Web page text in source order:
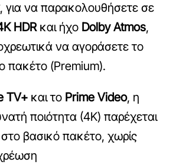
, για να παρακολουθήσετε σε
HDRκαι ήχο Dolby Atmos,
να αγοράσετε το
πακέτο (Premium).
TV+ και το Prime Video, η
ποιότητα (4K) παρέχεται
βασικό πακέτο, χωρίς